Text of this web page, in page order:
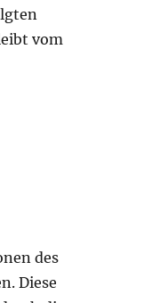
vom
des
Diese